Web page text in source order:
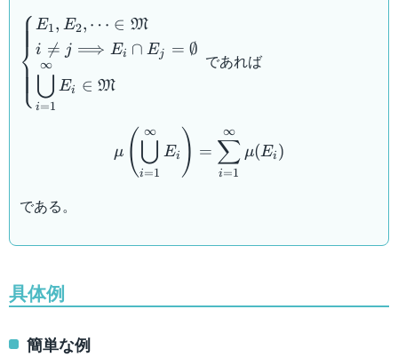
\begin{cases} E_1 , E_2
, \cdots \in
\mathfrak{M}\\ i \neq
j \Longrightarrow E_i
\cap E_j = \emptyset\\
\bigcup_{i=1}^{\infty}
E_i \in \mathfrak{M}
⎩
⎨
⎧ E1, E2, ⋯ ∈ M
i 
= j ⟹ Ei ∩ Ej = ∅
i=1
⋃
∞
Ei ∈ M
であれば
μ ( i=1
⋃
∞
Ei ) =
i=1
∑
∞
μ(Ei )
である。
具体例
簡単な例